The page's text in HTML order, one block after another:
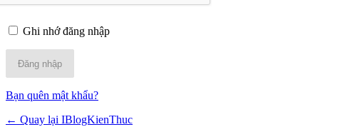
Ghi nhớ đăng nhập
Alternative:
Bạn quên mật khẩu?
← Quay lại IBlogKienThuc